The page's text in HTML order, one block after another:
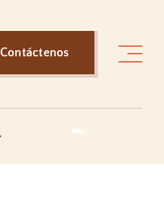
Contáctenos